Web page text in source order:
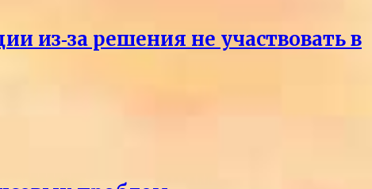
из‑за решения не участвовать в